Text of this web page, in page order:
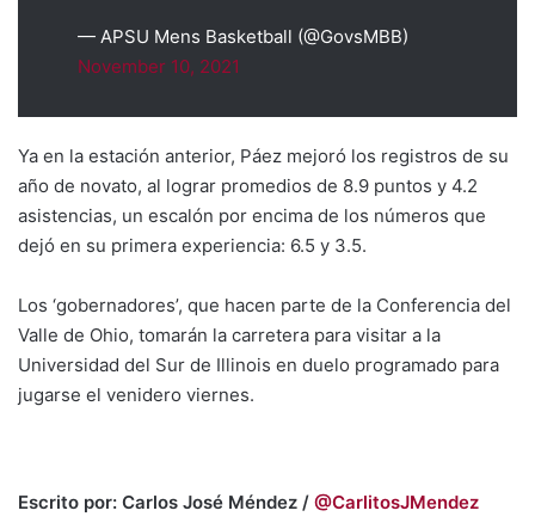
— APSU Mens Basketball (@GovsMBB)
November 10, 2021
Ya en la estación anterior, Páez mejoró los registros de su
año de novato, al lograr promedios de 8.9 puntos y 4.2
asistencias, un escalón por encima de los números que
dejó en su primera experiencia: 6.5 y 3.5.
Los ‘gobernadores’, que hacen parte de la Conferencia del
Valle de Ohio, tomarán la carretera para visitar a la
Universidad del Sur de Illinois en duelo programado para
jugarse el venidero viernes.
Escrito por: Carlos José Méndez / @CarlitosJMendez